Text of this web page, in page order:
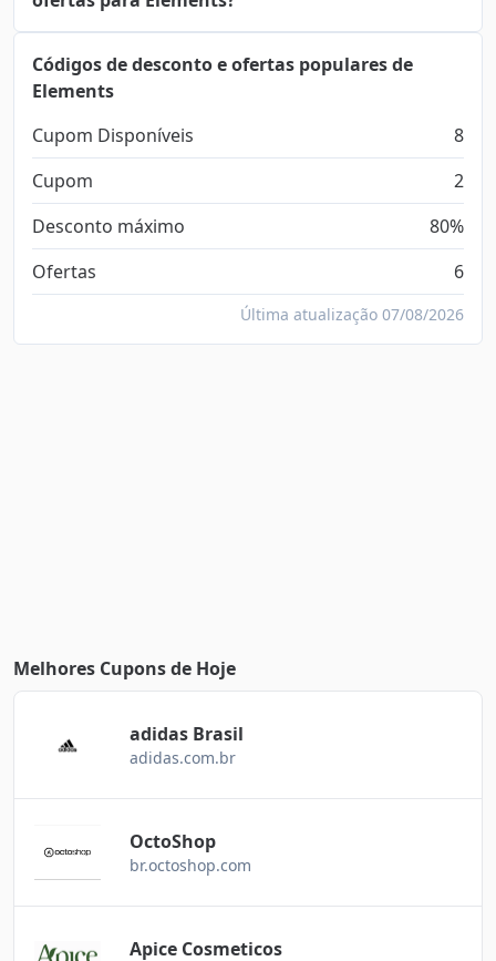
Códigos de desconto e ofertas populares de
Elements
Cupom Disponíveis
8
Cupom
2
Desconto máximo
80%
Ofertas
6
Última atualização 07/08/2026
Melhores Cupons de Hoje
adidas Brasil
adidas.com.br
OctoShop
br.octoshop.com
Apice Cosmeticos